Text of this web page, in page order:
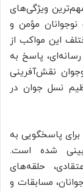
ویژگی‌های
مؤمن و
این مواکب از
پاسخ به
نقش‌آفرینی
نسل جوان در
پاسخگویی به
شده است.
حلقه‌های
مسابقات و